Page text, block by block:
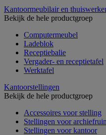
Kantoormeubilair en
Bekijk de hele productgroep
Computermeubel
Ladeblok
Receptiebalie
Vergader- en receptietafel
Werktafel
Kantoorstellingen
Bekijk de hele productgroep
Accessoires voor stelling
Stellingen voor
Stellingen voor kantoor